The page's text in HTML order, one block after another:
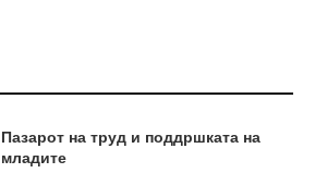
Пазарот на труд и поддршката на
младите